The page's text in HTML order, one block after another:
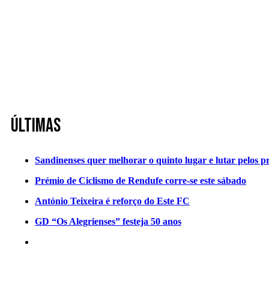
Últimas
Sandinenses quer melhorar o quinto lugar e lutar pelos
Prémio de Ciclismo de Rendufe corre-se este sábado
António Teixeira é reforço do Este FC
GD “Os Alegrienses” festeja 50 anos